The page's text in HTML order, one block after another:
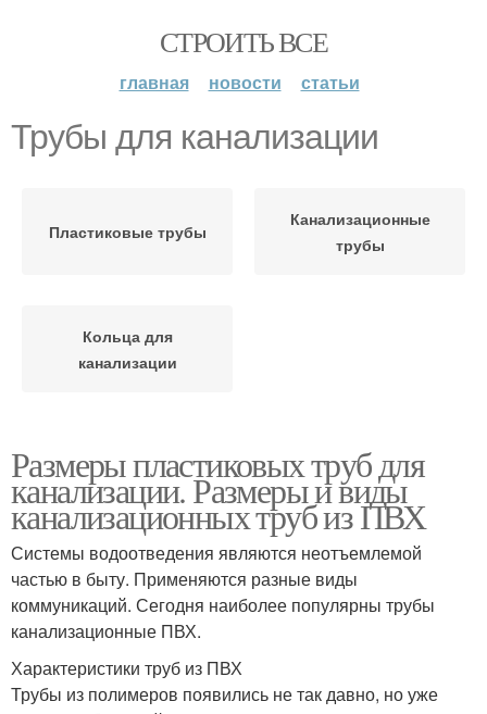
СТРОИТЬ ВСЕ
главная новости статьи
Трубы для канализации
Пластиковые трубы
Канализационные
трубы
Кольца для
канализации
Размеры пластиковых труб для
канализации. Размеры и виды
канализационных труб из ПВХ
Системы водоотведения являются неотъемлемой
частью в быту. Применяются разные виды
коммуникаций. Сегодня наиболее популярны трубы
канализационные ПВХ.
Характеристики труб из ПВХ
Трубы из полимеров появились не так давно, но уже